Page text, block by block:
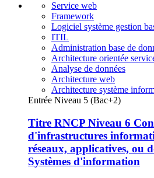
Service web
Framework
Logiciel système gestion
ITIL
Administration base de
Architecture orientée
Analyse de données
Architecture web
Architecture système
Entrée Niveau 5 (Bac+2)
Titre RNCP Niveau 6
d'infrastructures
réseaux, applicatives, ou
Systèmes d'information